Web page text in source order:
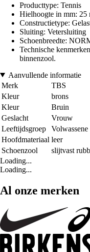
Producttype: Tennis
Hielhoogte in mm: 25
Constructietype:
Sluiting: Vetersluiting
Schoenbreedte:
Technische
binnenzool.
Aanvullende informatie
Merk
TBS
Kleur
brons
Kleur
Bruin
Geslacht
Vrouw
Leeftijdsgroep
Volwassene
Hoofdmateriaal leer
Schoenzool
slijtvast
Loading...
Loading...
Al onze merken